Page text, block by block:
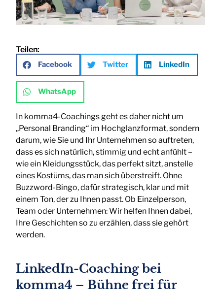
Teilen:
Facebook Twitter LinkedIn
WhatsApp
In komma4-Coachings geht es daher nicht um
„Personal Branding“ im Hochglanzformat, sondern
darum, wie Sie und Ihr Unternehmen so auftreten,
dass es sich natürlich, stimmig und echt anfühlt –
wie ein Kleidungsstück, das perfekt sitzt, anstelle
eines Kostüms, das man sich überstreift. Ohne
Buzzword-Bingo, dafür strategisch, klar und mit
einem Ton, der zu Ihnen passt. Ob Einzelperson,
Team oder Unternehmen: Wir helfen Ihnen dabei,
Ihre Geschichten so zu erzählen, dass sie gehört
werden.
LinkedIn-Coaching bei
komma4 – Bühne frei für